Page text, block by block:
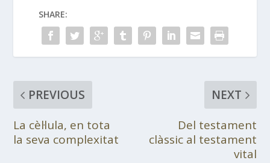
SHARE:
PREVIOUS
La cèl·lula, en tota
la seva complexitat
NEXT
Del testament
clàssic al testament
vital